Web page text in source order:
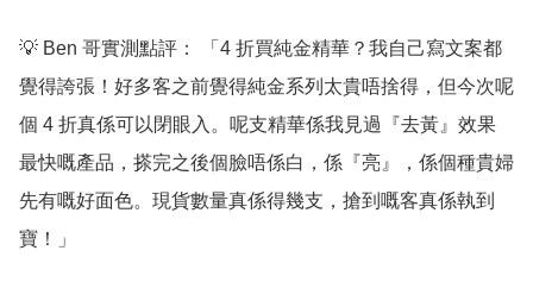
💡 Ben 哥實測點評： 「4 折買純金精華？我自己寫文案都
覺得誇張！好多客之前覺得純金系列太貴唔捨得，但今次呢
個 4 折真係可以閉眼入。呢支精華係我見過『去黃』效果
最快嘅產品，搽完之後個臉唔係白，係『亮』，係個種貴婦
先有嘅好面色。現貨數量真係得幾支，搶到嘅客真係執到
寶！」